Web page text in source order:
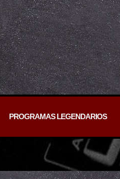
PROGRAMAS LEGENDARIOS